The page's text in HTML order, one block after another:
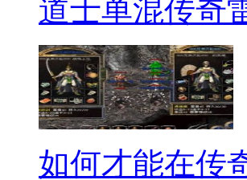
道士单混传奇
如何才能在传